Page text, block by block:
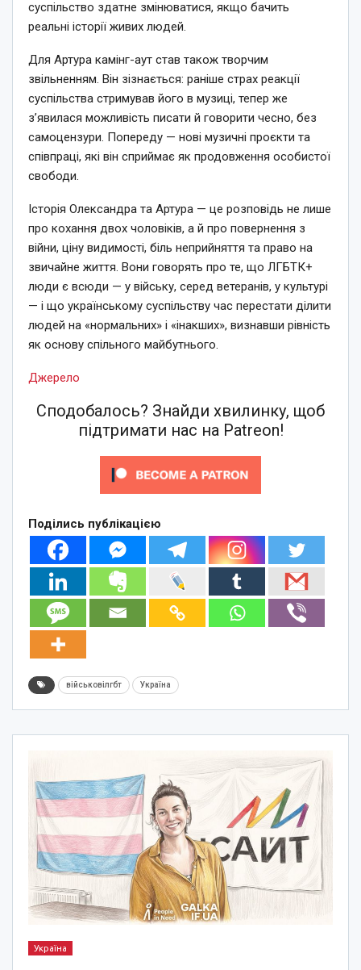
суспільство здатне змінюватися, якщо бачить
реальні історії живих людей.
Для Артура камінг-аут став також творчим
звільненням. Він зізнається: раніше страх реакції
суспільства стримував його в музиці, тепер же
з’явилася можливість писати й говорити чесно, без
самоцензури. Попереду — нові музичні проєкти та
співпраці, які він сприймає як продовження особистої
свободи.
Історія Олександра та Артура — це розповідь не лише
про кохання двох чоловіків, а й про повернення з
війни, ціну видимості, біль неприйняття та право на
звичайне життя. Вони говорять про те, що ЛГБТК+
люди є всюди — у війську, серед ветеранів, у культурі
— і що українському суспільству час перестати ділити
людей на «нормальних» і «інакших», визнавши рівність
як основу спільного майбутнього.
Джерело
Сподобалось? Знайди хвилинку, щоб
підтримати нас на Patreon!
Поділись публікацією
військовілгбт Україна
Україна